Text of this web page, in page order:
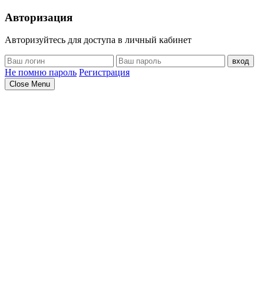
Авторизация
Авторизуйтесь для доступа в личный кабинет
вход
Не помню пароль Регистрация
Close Menu